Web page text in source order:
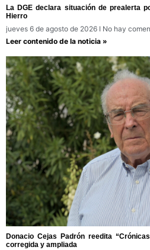
La DGE declara situación de prealerta
Hierro
jueves 6 de agosto de 2026
No hay
Leer contenido de la noticia »
Donacio Cejas Padrón reedita
corregida y ampliada